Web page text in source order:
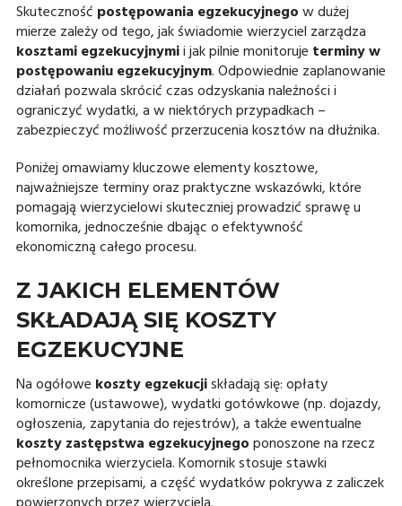
Skuteczność postępowania egzekucyjnegow dużej
mierze zależy od tego, jak świadomie wierzyciel zarządza
kosztami egzekucyjnymii jak pilnie monitoruje terminy w
postępowaniu egzekucyjnym. Odpowiednie zaplanowanie
działań pozwala skrócić czas odzyskania należności i
ograniczyć wydatki, a w niektórych przypadkach –
zabezpieczyć możliwość przerzucenia kosztów na dłużnika.
Poniżej omawiamy kluczowe elementy kosztowe,
najważniejsze terminy oraz praktyczne wskazówki, które
pomagają wierzycielowi skuteczniej prowadzić sprawę u
komornika, jednocześnie dbając o efektywność
ekonomiczną całego procesu.
Z JAKICH ELEMENTÓW
SKŁADAJĄ SIĘ KOSZTY
EGZEKUCYJNE
Na ogółowe koszty egzekucjiskładają się: opłaty
komornicze (ustawowe), wydatki gotówkowe (np. dojazdy,
ogłoszenia, zapytania do rejestrów), a także ewentualne
koszty zastępstwa egzekucyjnegoponoszone na rzecz
pełnomocnika wierzyciela. Komornik stosuje stawki
określone przepisami, a część wydatków pokrywa z zaliczek